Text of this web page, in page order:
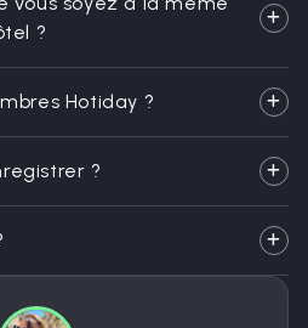
?
Hotiday ?
?